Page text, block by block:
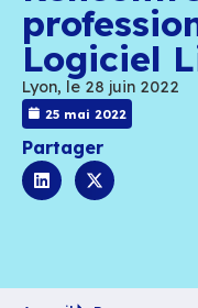
Partager